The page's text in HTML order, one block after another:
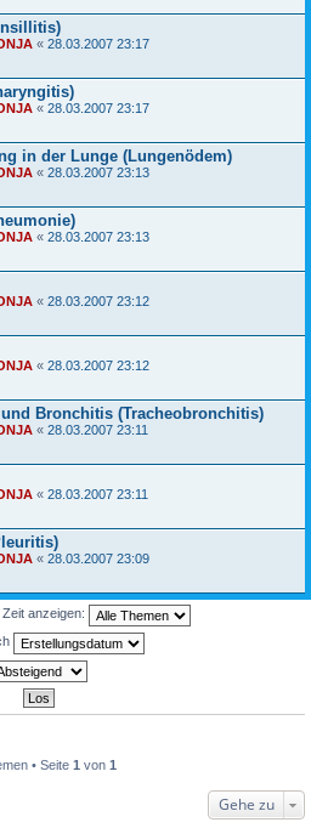
« 28.03.2007 23:17
« 28.03.2007 23:17
in der Lunge (Lungenödem)
« 28.03.2007 23:13
« 28.03.2007 23:13
« 28.03.2007 23:12
« 28.03.2007 23:12
Bronchitis (Tracheobronchitis)
« 28.03.2007 23:11
« 28.03.2007 23:11
« 28.03.2007 23:09
anzeigen:
• Seite 1 von 1
Gehe zu